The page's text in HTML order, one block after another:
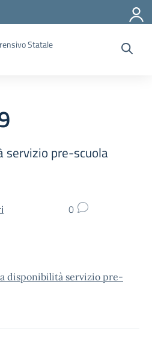
Statale
servizio pre-scuola
0
disponibilità servizio pre-